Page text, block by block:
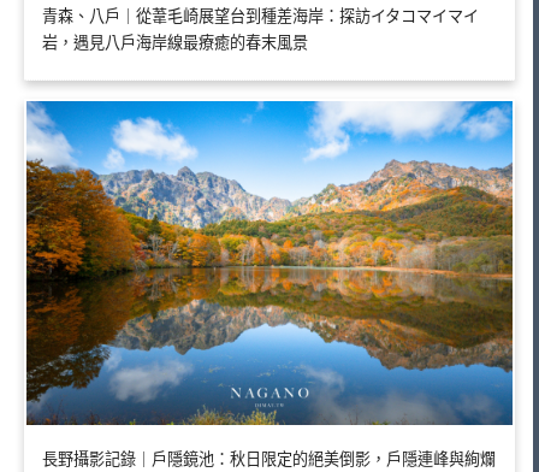
青森、八戶｜從葦毛崎展望台到種差海岸：探訪イタコマイマイ
岩，遇見八戶海岸線最療癒的春末風景
長野攝影記錄｜戶隱鏡池：秋日限定的絕美倒影，戶隱連峰與絢爛